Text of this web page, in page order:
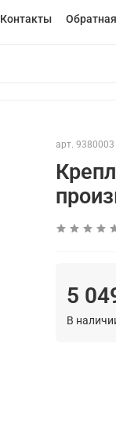
Контакты
арт. 9380003
5
В